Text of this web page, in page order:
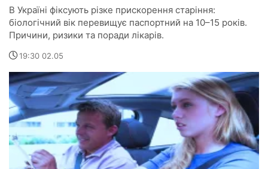
В Україні фіксують різке прискорення старіння:
біологічний вік перевищує паспортний на 10–15 років.
Причини, ризики та поради лікарів.
19:30 02.05